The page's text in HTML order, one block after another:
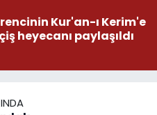
Kur'an-ı Kerim'e
heyecanı paylaşıldı